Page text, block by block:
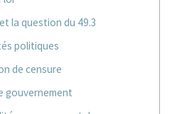
la question du 49.3
politiques
de censure
gouvernement